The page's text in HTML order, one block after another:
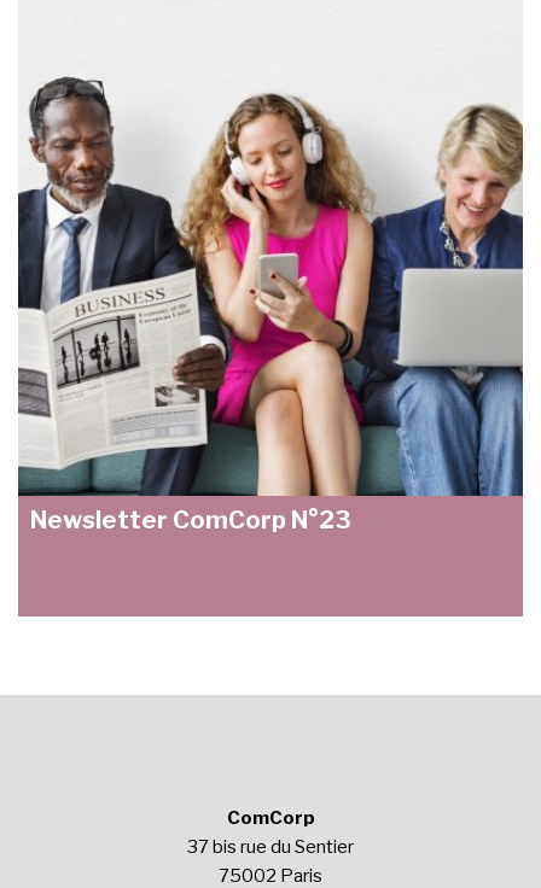
Newsletter ComCorp N°23
ComCorp
37 bis rue du Sentier
75002 Paris